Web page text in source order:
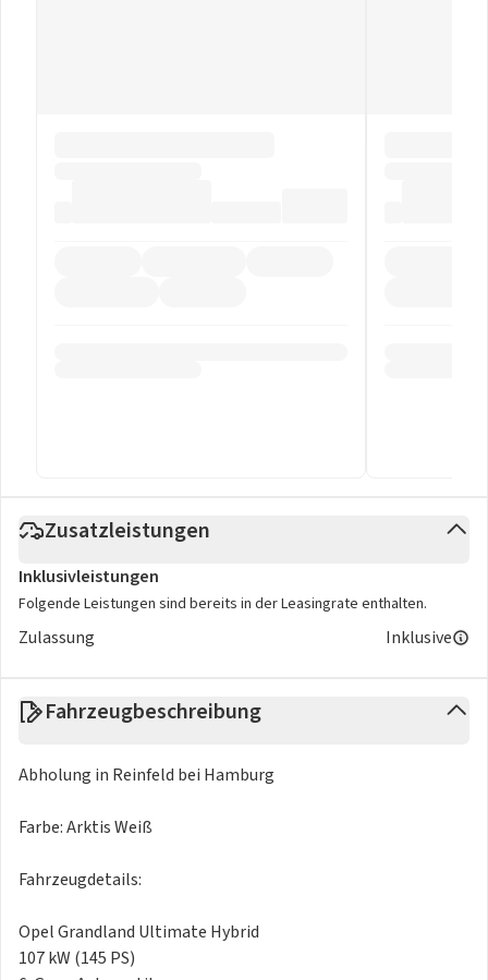
Zusatzleistungen
Inklusivleistungen
Folgende Leistungen sind bereits in der Leasingrate enthalten.
Zulassung Inklusive
Fahrzeugbeschreibung
Abholung in Reinfeld bei Hamburg
Farbe: Arktis Weiß
Fahrzeugdetails:
Opel Grandland Ultimate Hybrid
107 kW (145 PS)